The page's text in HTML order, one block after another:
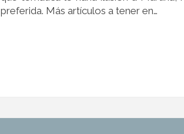
preferida. Más artículos a tener en…